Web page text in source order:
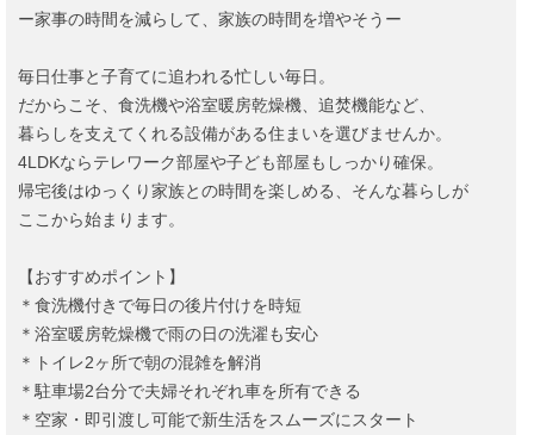
ー家事の時間を減らして、家族の時間を増やそうー
毎日仕事と子育てに追われる忙しい毎日。
だからこそ、食洗機や浴室暖房乾燥機、追焚機能など、
暮らしを支えてくれる設備がある住まいを選びませんか。
4LDKならテレワーク部屋や子ども部屋もしっかり確保。
帰宅後はゆっくり家族との時間を楽しめる、そんな暮らしが
ここから始まります。
【おすすめポイント】
＊食洗機付きで毎日の後片付けを時短
＊浴室暖房乾燥機で雨の日の洗濯も安心
＊トイレ2ヶ所で朝の混雑を解消
＊駐車場2台分で夫婦それぞれ車を所有できる
＊空家・即引渡し可能で新生活をスムーズにスタート